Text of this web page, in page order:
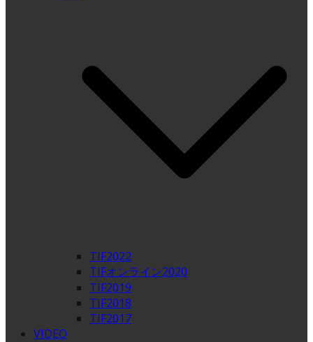
TIF2022
TIFオンライン2020
TIF2019
TIF2018
TIF2017
VIDEO